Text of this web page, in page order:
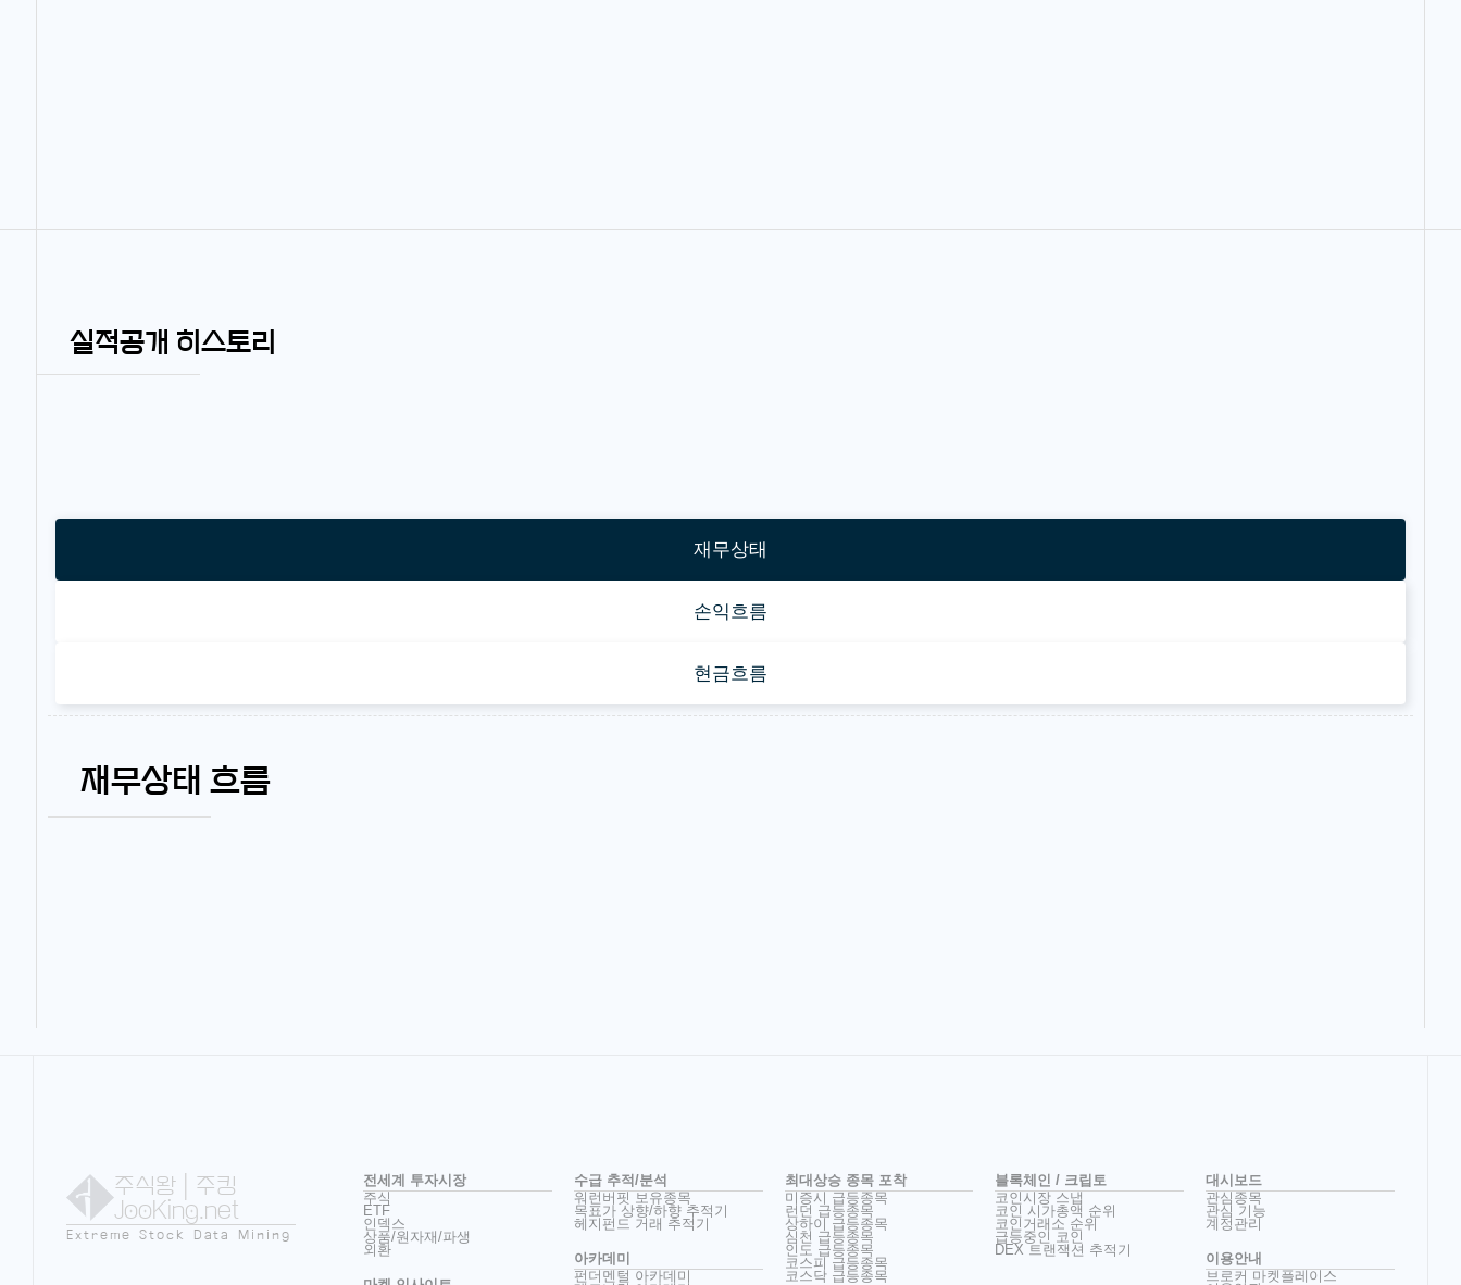
실적공개 히스토리
재무상태
손익흐름
현금흐름
재무상태 흐름
주식왕 | 주킹
JooKing.net
Extreme Stock Data Mining
전세계 투자시장
주식
ETF
인덱스
상품/원자재/파생
외환
수급 추적/분석
워런버핏 보유종목
목표가 상향/하향 추적기
헤지펀드 거래 추적기
아카데미
펀더멘털 아카데미
최대상승 종목 포착
미증시 급등종목
런던 급등종목
상하이 급등종목
심천 급등종목
인도 급등종목
코스피 급등종목
코스닥 급등종목
블록체인 / 크립토
코인시장 스냅
코인 시가총액 순위
코인거래소 순위
급등중인 코인
DEX 트랜잭션 추적기
대시보드
관심종목
관심 기능
계정관리
이용안내
브로커 마켓플레이스